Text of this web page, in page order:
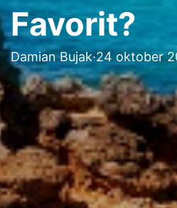
Favorit?
Damian Bujak·24 oktober